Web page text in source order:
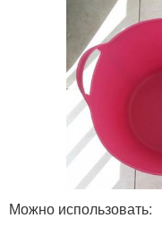
Можно использовать: